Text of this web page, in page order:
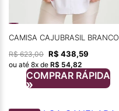
CAMISA CAJUBRASIL BRANCO
R$ 623,00 R$ 438,59
ou até 8x de R$ 54,82
COMPRAR RÁPIDA